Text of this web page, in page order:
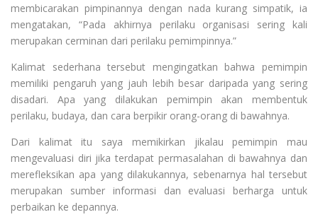
membicarakan pimpinannya dengan nada kurang simpatik, ia
mengatakan, “Pada akhirnya perilaku organisasi sering kali
merupakan cerminan dari perilaku pemimpinnya.”
Kalimat sederhana tersebut mengingatkan bahwa pemimpin
memiliki pengaruh yang jauh lebih besar daripada yang sering
disadari. Apa yang dilakukan pemimpin akan membentuk
perilaku, budaya, dan cara berpikir orang-orang di bawahnya.
Dari kalimat itu saya memikirkan jikalau pemimpin mau
mengevaluasi diri jika terdapat permasalahan di bawahnya dan
merefleksikan apa yang dilakukannya, sebenarnya hal tersebut
merupakan sumber informasi dan evaluasi berharga untuk
perbaikan ke depannya.